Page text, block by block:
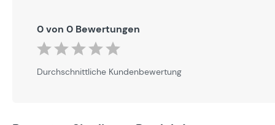
0 von 0 Bewertungen
Durchschnittliche Bewertung von 0 von 5 Sternen
Durchschnittliche Kundenbewertung